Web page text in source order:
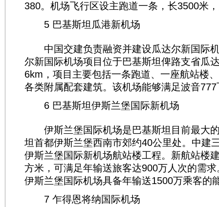
380。机场飞行区设主跑道一条，长3500米
5 巴基斯坦瓜港新机场
中国交建负责融资并建设瓜达尔新国际
尔新国际机场项目位于巴基斯坦俾路支省瓜
6km，项目主要包括一条跑道、一座航站楼
各类附属配套建筑。该机场能够满足波音
6 巴基斯坦伊斯兰堡国际新机场
伊斯兰堡国际机场是巴基斯坦目前最大
坦首都伊斯兰堡西南市郊约40公里处。中建
伊斯兰堡国际新机场航站楼工程。新航站楼
方米，可满足年输送旅客达900万人次的需
伊斯兰堡国际机场具备年输送1500万乘客的
7 乍得恩将纳国际机场